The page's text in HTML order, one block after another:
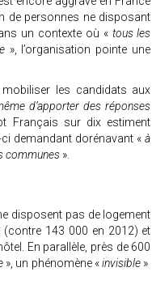
de personnes ne disposant
un contexte où « tous les
», l’organisation pointe une
les candidats aux
d’apporter des réponses
Français sur dix estiment
demandant dorénavant «à
communes ».
disposent pas de logement
(contre 143 000 en 2012) et
En parallèle, près de 600
», un phénomène «invisible »